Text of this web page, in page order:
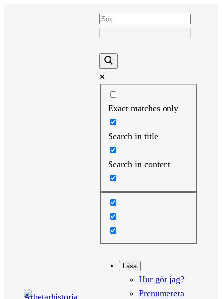
Exact matches only
Search in title
Search in content
Läsa
Hur gör jag?
Prenumerera